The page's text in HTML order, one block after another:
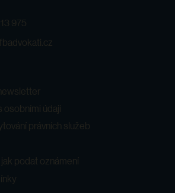
975
osobními údaji
právních služeb
podat oznámení